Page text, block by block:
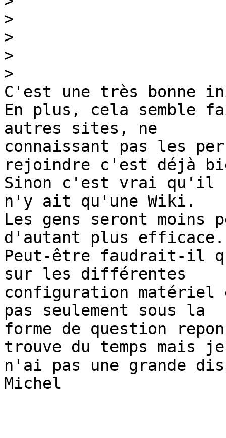
>
>
>
>
C'est une très bonne
En plus, cela semble
autres sites, ne
connaissant pas les
rejoindre c'est déjà
Sinon c'est vrai qu'il
n'y ait qu'une Wiki.
Les gens seront
d'autant plus efficace.
Peut-être faudrait-il
sur les différentes
configuration
pas seulement sous la
forme de question
trouve du temps mais
n'ai pas une grande
Michel